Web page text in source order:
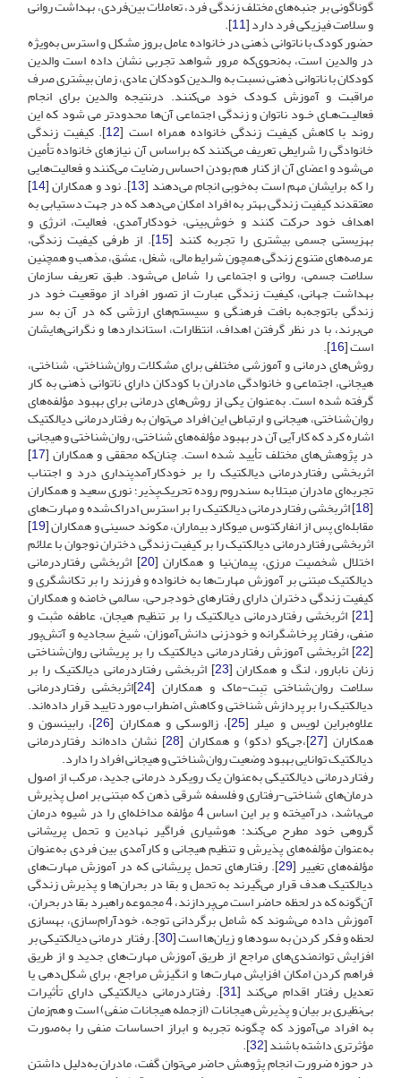
گوناگونی بر جنبه‌های مختلف زندگی فرد، تعاملات بین‌فردی، بهداشت روانی
و سلامت فیزیکی فرد دارد [11
].
حضور کودک با ناتوانی ذهنی در خانواده عامل بروز مشکل و استرس به‌ویژه
در والدین است، به‌نحوی‌که مرور شواهد تجربی نشان داده است والدین
کودکان با ناتوانی ذهنی نسبت به والـدین کودکان عادی، زمان بیشتری صرف
مراقبت و آموزش کـودک خود می‌کنند. درنتیجه والدین برای انجام
فعالیـت‌هـای خـود ناتوان و زندگی اجتماعی آن‌ها محدودتر می شود که این
روند با کاهش کیفیت زندگی خانواده همراه است [12]. کیفیت زندگی
خانوادگی را شرایطی تعریف می‌کنند که براساس آن نیازهای خانواده تأمین
می‌شود و اعضای آن از کنار هم بودن احساس رضایت می‌کنند و فعالیت‌هایی
را که برایشان مهم است به‌خوبی انجام می‌دهند [13]. نود و همکاران [14
]
معتقدند کیفیت زندگی بهتر به افراد امکان می‌دهد که در جهت دستیابی به
اهداف خود حرکت کنند و خوش‌بینی، خودکارآمدی، فعالیت، انرژی و
بهزیستی جسمی بیشتری را تجربه کنند [15]. از طرفی کیفیت زندگی،
عرصه‌های متنوع زندگی همچون شرایط مالی، شغل، عشق، مذهب و همچنین
سلامت جسمی، روانی و اجتماعی را شامل می‌شود. طبق تعریف سازمان
بهداشت جهانی، کیفیت زندگی عبارت از تصور افراد از موقعیت خود در
زندگی باتوجه‌به بافت فرهنگی و سیستم‌های ارزشی که در آن به سر
می‌برند، با در نظر گرفتن اهداف، انتظارات، استانداردها و نگرانی‌هایشان
است [16
].
روش‌های درمانی و آموزشی مختلفی برای مشکلات روان‌شناختی، شناختی،
هیجانی، اجتماعی و خانوادگی مادران با کودکان دارای ناتوانی ذهنی به کار
گرفته شده است. به‌عنوان یکی از روش‌های درمانی برای بهبود مؤلفه‌های
روان‌شناختی، هیجانی و ارتباطی این افراد می‌توان به رفتاردرمانی دیالکتیک
اشاره کرد که کارآیی آن در بهبود مؤلفه‌های شناختی، روان‌شناختی و هیجانی
در پژوهش‌های مختلف تأیید شده است. چنان‌که محققی و همکاران [17
]
اثربخشی رفتاردرمانی دیالکتیک را بر خودکارآمدپنداری درد و اجتناب
تجربه‌ای مادران مبتلا به سندروم روده تحریک‌پذیر؛ نوری سعید و همکاران
[
18] اثربخشی رفتاردرمانی دیالکتیک را بر استرس ادراک‌شده و مهارت‌های
مقابله‌ای پس از انفارکتوس میوکارد بیماران، مکوند حسینی و همکاران [19
]
اثربخشی رفتاردرمانی دیالکتیک را بر کیفیت زندگی دختران نوجوان با علائم
اختلال شخصیت مرزی، پیمان‌نیا و همکاران [20] اثربخشی رفتاردرمانی
دیالکتیک مبتنی بر آموزش مهارت‌ها به خانواده و فرزند را بر تکانشگری و
کیفیت زندگی دختران دارای رفتارهای خودجرحی، سالمی خامنه و همکاران
[
21] اثربخشی رفتاردرمانی دیالکتیک را بر تنظیم هیجان، عاطفه مثبت و
منفی، رفتار پرخاشگرانه و خودزنی دانش‌آموزان، شیخ سجادیه و آتش‌پور
[
22] اثربخشی آموزش رفتاردرمانی دیالکتیک را بر پریشانی روان‌شناختی
زنان نابارور، لنگ و همکاران [23] اثربخشی رفتاردرمانی دیالکتیک را بر
سلامت روان‌شناختی تِبِت-ماک و همکاران [24]اثربخشی رفتاردرمانی
دیالکتیک را بر پردازش شناختی و کاهش اضطراب مورد تایید قرار داده‌اند.
علاوه‌براین لویس و میلر [25]، زالوسکی و همکاران [26]، رابینسون و
همکاران [27]،جی‌کو (دکو) و همکاران [28] نشان داده‌اند رفتاردرمانی
دیالکتیک توانایی بهبود وضعیت روان‌شناختی و هیجانی افراد را دارد.
رفتاردرمانی دیالکتیکی به‌عنوان یک رویکرد درمانی جدید، مرکب از اصول
درمان‌های شناختی-رفتاری و فلسفه شرقی ذهن که مبتنی بر اصل پذیرش
می‌باشد، درآمیخته و بر این اساس 4 مؤلفه مداخله‌ای را در شیوه درمان
گروهی خود مطرح می‌کند: هوشیاری فراگیر نهادین و تحمل پریشانی
به‌عنوان مؤلفه‌های پذیرش و تنظیم هیجانی و کارآمدی بین فردی به‌عنوان
مؤلفه‌های تغییر [29]. رفتارهای تحمل پریشانی که در آموزش مهارت‌های
دیالکتیک هدف قرار می‌گیرند به تحمل و بقا در بحران‌ها و پذیرش زندگی
آن‌گونه که در لحظه حاضر است می‌پردازند، 4 مجموعه راهبرد بقا در بحران،
آموزش داده می‌شوند که شامل برگردانی توجه، خودآرام‌سازی، بهسازی
لحظه و فکر کردن به سودها و زیان‌ها است [30]. رفتار درمانی دیالکتیکی بر
افزایش توانمندی‌های مراجع از طریق آموزش مهارت‌های جدید و از طریق
فراهم کردن امکان افزایش مهارت‌ها و انگیزش مراجع، برای شکل‌دهی یا
تعدیل رفتار اقدام می‌کند [31]. رفتاردرمانی دیالکتیکی دارای تأثیرات
بی‌نظیری بر بیان و پذیرش هیجانات (ازجمله هیجانات منفی) است و هم‌زمان
به افراد می‌آموزد که چگونه تجربه و ابراز احساسات منفی را به‌صورت
مؤثرتری داشته باشند [32
].
در حوزه ضرورت انجام پژوهش حاضر می‌توان گفت، مادران به‌دلیل داشتن